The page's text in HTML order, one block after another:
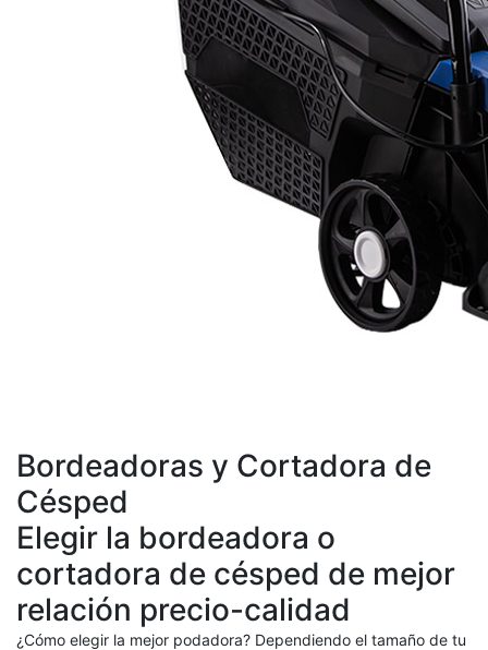
Bordeadoras y Cortadora de
Césped
Elegir la bordeadora o
cortadora de césped de mejor
relación precio-calidad
¿Cómo elegir la mejor podadora? Dependiendo el tamaño de tu